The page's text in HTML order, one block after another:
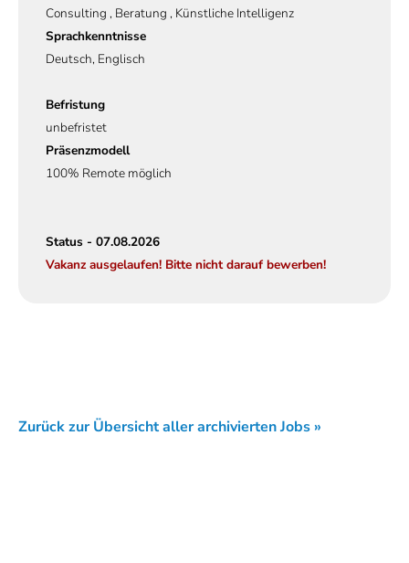
Consulting , Beratung , Künstliche Intelligenz
Sprachkenntnisse
Deutsch, Englisch
Befristung
unbefristet
Präsenzmodell
100% Remote möglich
Status - 07.08.2026
Vakanz ausgelaufen! Bitte nicht darauf bewerben!
Zurück zur Übersicht aller archivierten Jobs »